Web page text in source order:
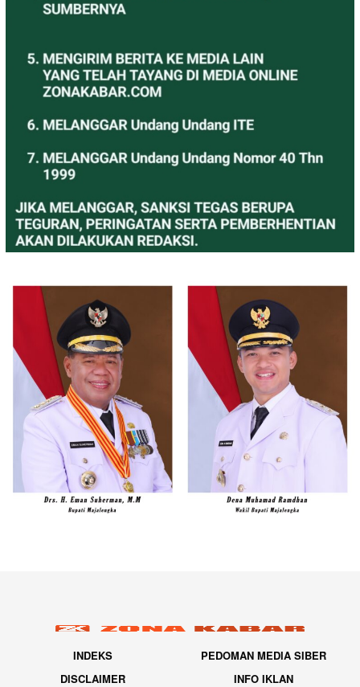
INDEKS
PEDOMAN MEDIA SIBER
DISCLAIMER
INFO IKLAN